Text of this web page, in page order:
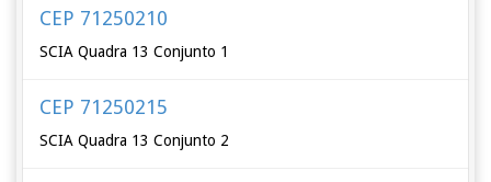
CEP 71250210
SCIA Quadra 13 Conjunto 1
CEP 71250215
SCIA Quadra 13 Conjunto 2